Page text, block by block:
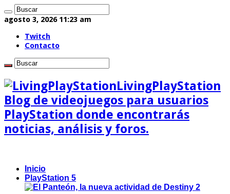
agosto 3, 2026 11:23 am
Twitch
Contacto
LivingPlayStation
Blog de videojuegos para usuarios
PlayStation donde encontrarás
noticias, análisis y foros.
Inicio
PlayStation 5